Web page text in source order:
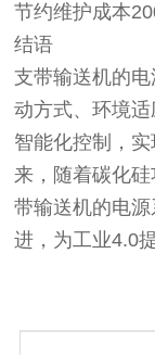
节约维护成本
结语
支带输送机的
动方式、环境
智能化控制，
来，随着碳化
带输送机的电
进，为工业4.0